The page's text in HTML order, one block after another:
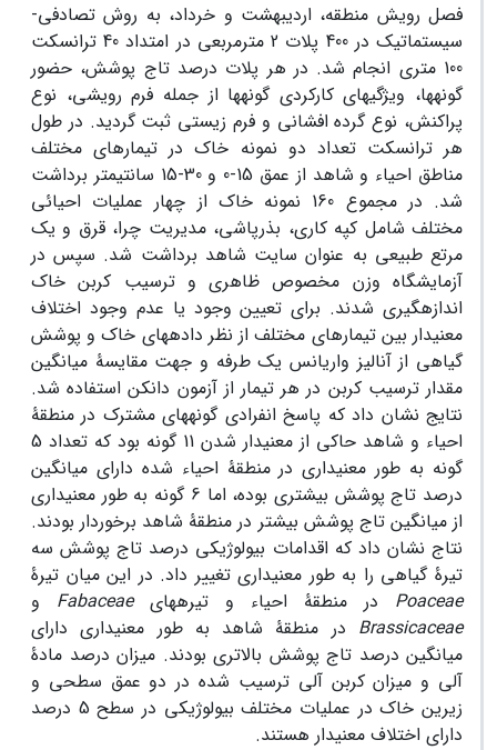
فصل رویش منطقه، اردیبهشت و خرداد، به روش تصادفی-
سیستماتیک در 400 پلات 2 مترمربعی در امتداد 40 ترانسکت
100 متری انجام شد. در هر پلات درصد تاج پوشش، حضور
گونه­ها، ویژگی­های کارکردی گونه­ها از جمله فرم رویشی، نوع
پراکنش، نوع گرده افشانی و فرم زیستی ثبت گردید. در طول
هر ترانسکت تعداد دو نمونه خاک در تیمار­های مختلف
مناطق احیاء و شاهد از عمق 15-0 و 30-15 سانتی­متر برداشت
شد. در مجموع 160 نمونه خاک از چهار عملیات احیائی
مختلف شامل کپه کاری، بذرپاشی، مدیریت چرا، قرق و یک
مرتع طبیعی به عنوان سایت شاهد برداشت شد. سپس در
آزمایشگاه وزن مخصوص ظاهری و ترسیب کربن خاک
اندازه­گیری شدند. برای تعیین وجود یا عدم وجود اختلاف
معنی­دار بین تیمار­های مختلف از نظر داده­های خاک و پوشش
گیاهی از آنالیز واریانس یک طرفه و جهت مقایسۀ میانگین
مقدار ترسیب کربن در هر تیمار از آزمون دانکن استفاده شد.
نتایج نشان داد که پاسخ انفرادی گونه­های مشترک در منطقۀ
احیاء و شاهد حاکی از معنی­دار شدن 11 گونه بود که تعداد 5
گونه به طور معنی­داری در منطقۀ احیاء شده دارای میانگین
درصد تاج پوشش بیشتری بوده، اما 6 گونه به طور معنی­داری
از میانگین تاج پوشش بیشتر در منطقۀ شاهد برخوردار بودند.
نتاج نشان داد که اقدامات بیولوژیکی درصد تاج پوشش سه
تیرۀ گیاهی را به طور معنی­داری تغییر داد. در این میان تیرۀ
Poaceae در منطقۀ احیاء و تیره­هایFabaceae و
Brassicaceae در منطقۀ شاهد به طور معنی­داری دارای
میانگین درصد تاج پوشش بالاتری بودند. میزان درصد مادۀ
آلی و میزان کربن آلی ترسیب شده در دو عمق سطحی و
زیرین خاک در عملیات مختلف بیولوژیکی در سطح 5 درصد
دارای اختلاف معنی­دار هستند.